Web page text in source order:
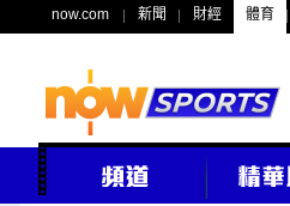
now.com 新聞 財經 體育